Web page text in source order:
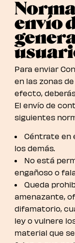
envío
Para enviar
en las zonas
efecto,
El envío de
siguientes
Céntrate en
los demás.
No está
engañoso o
Queda
amenazante,
difamatorio,
ley o vulnere
material que